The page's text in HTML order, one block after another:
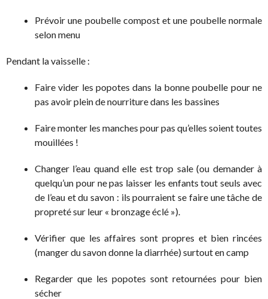
Prévoir une poubelle compost et une poubelle normale
selon menu
Pendant la vaisselle :
Faire vider les popotes dans la bonne poubelle pour ne
pas avoir plein de nourriture dans les bassines
Faire monter les manches pour pas qu’elles soient toutes
mouillées !
Changer l’eau quand elle est trop sale (ou demander à
quelqu’un pour ne pas laisser les enfants tout seuls avec
de l’eau et du savon : ils pourraient se faire une tâche de
propreté sur leur « bronzage éclé »).
Vérifier que les affaires sont propres et bien rincées
(manger du savon donne la diarrhée) surtout en camp
Regarder que les popotes sont retournées pour bien
sécher